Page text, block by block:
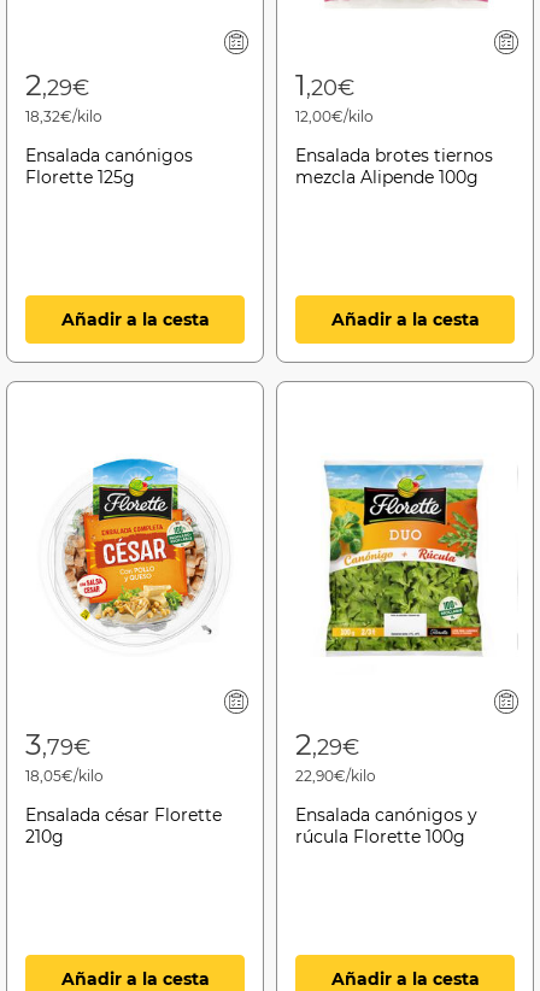
2,29€
18,32€/kilo
Ensalada canónigos
Florette 125g
Añadir a la cesta
1,20€
12,00€/kilo
Ensalada brotes tiernos
mezcla Alipende 100g
Añadir a la cesta
3,79€
18,05€/kilo
Ensalada césar Florette
210g
Añadir a la cesta
2,29€
22,90€/kilo
Ensalada canónigos y
rúcula Florette 100g
Añadir a la cesta